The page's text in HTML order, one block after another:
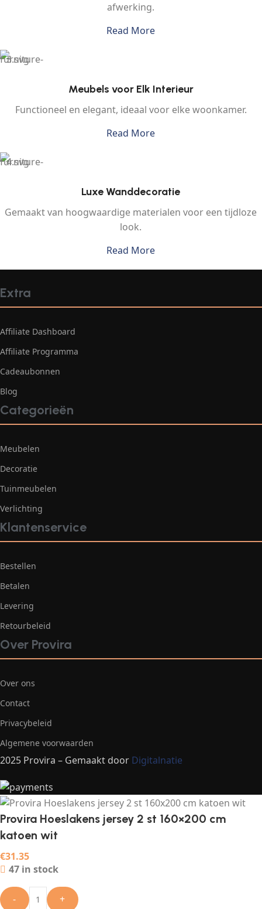
afwerking.
Read More
Meubels voor Elk Interieur
Functioneel en elegant, ideaal voor elke woonkamer.
Read More
Luxe Wanddecoratie
Gemaakt van hoogwaardige materialen voor een tijdloze
look.
Read More
Extra
Affiliate Dashboard
Affiliate Programma
Cadeaubonnen
Blog
Categorieën
Meubelen
Decoratie
Tuinmeubelen
Verlichting
Klantenservice
Bestellen
Betalen
Levering
Retourbeleid
Over Provira
Over ons
Contact
Privacybeleid
Algemene voorwaarden
2025 Provira – Gemaakt door Digitalnatie
Provira Hoeslakens jersey 2 st 160×200 cm
katoen wit
€31.35
47 in stock
- +